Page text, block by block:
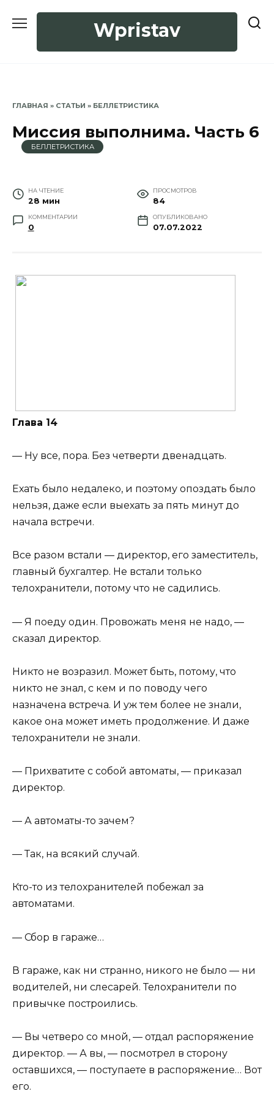
Wpristav
ГЛАВНАЯ » СТАТЬИ » БЕЛЛЕТРИСТИКА
Миссия выполнима. Часть 6
БЕЛЛЕТРИСТИКА
НА ЧТЕНИЕ
28 мин
ПРОСМОТРОВ
84
КОММЕНТАРИИ
0
ОПУБЛИКОВАНО
07.07.2022
Глава 14
— Ну все, пора. Без четверти двенадцать.
Ехать было недалеко, и поэтому опоздать было
нельзя, даже если выехать за пять минут до
начала встречи.
Все разом встали — директор, его заместитель,
главный бухгалтер. Не встали только
телохранители, потому что не садились.
— Я поеду один. Провожать меня не надо, —
сказал директор.
Никто не возразил. Может быть, потому, что
никто не знал, с кем и по поводу чего
назначена встреча. И уж тем более не знали,
какое она может иметь продолжение. И даже
телохранители не знали.
— Прихватите с собой автоматы, — приказал
директор.
— А автоматы-то зачем?
— Так, на всякий случай.
Кто-то из телохранителей побежал за
автоматами.
— Сбор в гараже…
В гараже, как ни странно, никого не было — ни
водителей, ни слесарей. Телохранители по
привычке построились.
— Вы четверо со мной, — отдал распоряжение
директор. — А вы, — посмотрел в сторону
оставшихся, — поступаете в распоряжение… Вот
его.